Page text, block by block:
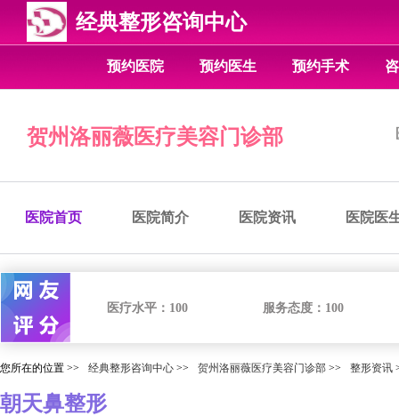
经典整形咨询中心
预约医院 预约医生 预约手术
贺州洛丽薇医疗美容门诊部
医院首页 医院简介 医院资讯 医院医
医疗水平： 100 服务态度： 100
您所在的位置 >> 经典整形咨询中心 >> 贺州洛丽薇医疗美容门诊部 >> 整形资讯
朝天鼻整形